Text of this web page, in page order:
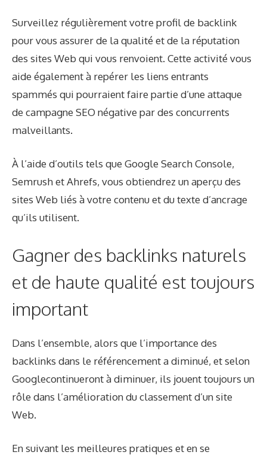
Surveillez régulièrement votre profil de backlink
pour vous assurer de la qualité et de la réputation
des sites Web qui vous renvoient. Cette activité vous
aide également à repérer les liens entrants
spammés qui pourraient faire partie d’une attaque
de campagne SEO négative par des concurrents
malveillants.
À l’aide d’outils tels que Google Search Console,
Semrush et Ahrefs, vous obtiendrez un aperçu des
sites Web liés à votre contenu et du texte d’ancrage
qu’ils utilisent.
Gagner des backlinks naturels
et de haute qualité est toujours
important
Dans l’ensemble, alors que l’importance des
backlinks dans le référencement a diminué, etselon
Googlecontinueront à diminuer, ils jouent toujours un
rôle dans l’amélioration du classement d’un site
Web.
En suivant les meilleures pratiques et en se